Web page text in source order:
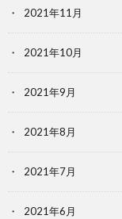
2021年11月
2021年10月
2021年9月
2021年8月
2021年7月
2021年6月